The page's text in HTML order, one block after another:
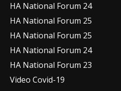
HA National Forum 24
HA National Forum 25
HA National Forum 25
HA National Forum 24
HA National Forum 23
Video Covid-19